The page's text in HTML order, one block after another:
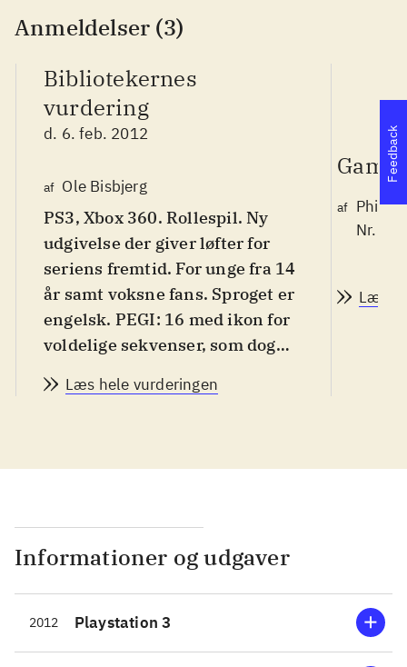
Anmeldelser (3)
Bibliotekernes
vurdering
d. 6. feb. 2012
af Ole Bisbjerg
PS3, Xbox 360. Rollespil. Ny
udgivelse der giver løfter for
seriens fremtid. For unge fra 14
år samt voksne fans. Sproget er
engelsk. PEGI: 16 med ikon for
voldelige sekvenser, som dog
"Final fantasy"-serien nyder
skuffelse. Primært på grund af
var flot. "XIII-2" er en direkte
efterfølger og historien tager
sin begyndelse kort efter. Men
nu er det heltinden Serah, der
sætter ud på en rejse for at
hjælpe Lightening - i selskab
Læs hele vurderingen
af Philip
Nr.
Læs
Informationer og udgaver
2012 Playstation 3
Feedback